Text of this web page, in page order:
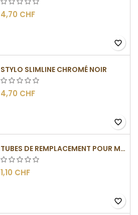
4,70 CHF
favorite_border
STYLO SLIMLINE CHROMÉ NOIR
4,70 CHF
favorite_border
TUBES DE REMPLACEMENT POUR MÉCANISME SLIMLINE
1,10 CHF
favorite_border